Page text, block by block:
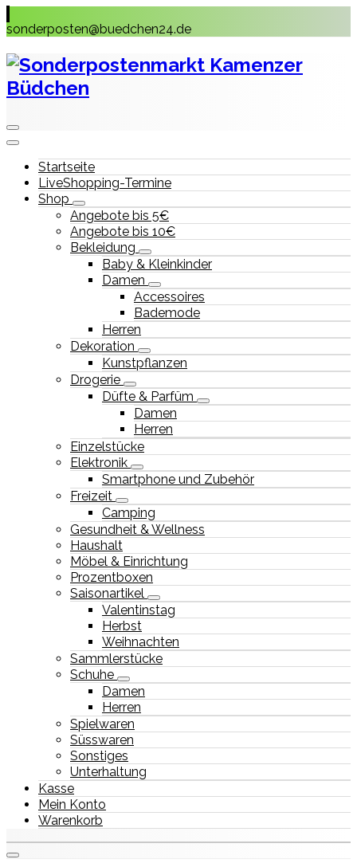
to
sonderposten@buedchen24.de
Startseite
LiveShopping-Termine
Shop
Angebote bis 5€
Angebote bis 10€
Bekleidung
Baby & Kleinkinder
Damen
Accessoires
Bademode
Herren
Dekoration
Kunstpflanzen
Drogerie
Düfte & Parfüm
Damen
Herren
Einzelstücke
Elektronik
Smartphone und Zubehör
Freizeit
Camping
Gesundheit & Wellness
Haushalt
Möbel & Einrichtung
Prozentboxen
Saisonartikel
Valentinstag
Herbst
Weihnachten
Sammlerstücke
Schuhe
Damen
Herren
Spielwaren
Süsswaren
Sonstiges
Unterhaltung
Kasse
Mein Konto
Warenkorb